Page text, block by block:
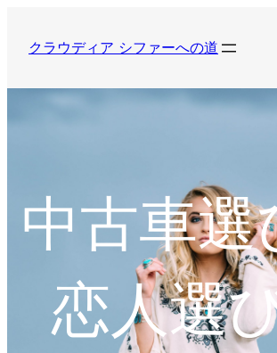
クラウディア シファーへの道
中古車選
恋人選